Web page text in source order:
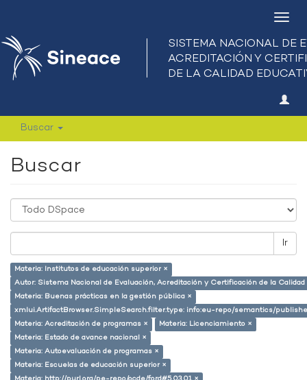
Buscar
Buscar
Ir
Materia: Institutos de educación superior ×
Autor: Sistema Nacional de Evaluación, Acreditación y Certificación de la
Materia: Buenas prácticas en la gestión pública ×
xmlui.ArtifactBrowser.SimpleSearch.filter.type: info:eu-repo/semantics/
Materia: Acreditación de programas ×
Materia: Licenciamiento ×
Materia: Estado de avance nacional ×
Materia: Autoevaluación de programas ×
Materia: Escuelas de educación superior ×